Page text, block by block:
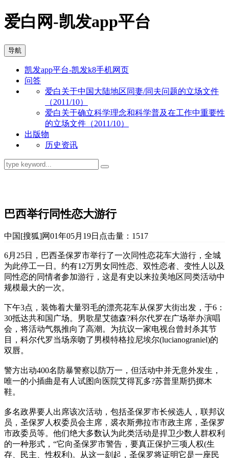
爱白网-凯发app平台
导航
凯发app平台-凯发k8手机网页
问答
爱白关于中国大陆地区同妻/同夫问题的立场文件
（2011/10）
爱白关于确立科学理念和科学普及在工作中重要性
的立场文件（2011/10）
出版物
历史资讯
巴西举行同性恋大游行
中国[搜狐]网01年05月19日 点击量：1517
6月25日，巴西圣保罗市举行了一次同性恋花车大游行，全城
为此停工一日。约有12万男女同性恋、双性恋者、变性人以及
同性恋的同情者参加游行，这是有史以来拉美地区同类活动中
规模最大的一次。
下午3点，装饰着大量羽毛的漂亮花车从保罗大街出发，于6：
30抵达共和国广场。男歌星艾德森?科尔代罗在广场举办演唱
会，将活动气氛推向了高潮。为抗议一家电视台曾封杀其节
目，科尔代罗当场亲吻了男模特格拉尼埃尔(lucianograniel)的
双唇。
警方出动400名防暴警察以防万一，但活动中并无意外发生，
唯一的小插曲是有人试图向医院艾得瓦多?苏普里斯扔掷木
鞋。
多名政界要人出席该次活动，包括圣保罗市长候选人，联邦议
员，圣保罗人权委员会主席，裘衣斯弗拉市市政主席，圣保罗
市政委员等。他们绝大多数认为此类活动是捍卫少数人群权利
的一种形式，“它向圣保罗市警告，要真正保护三项人权(生
存、民主、性权利)。从这一刻起，圣保罗将证明它是一座民